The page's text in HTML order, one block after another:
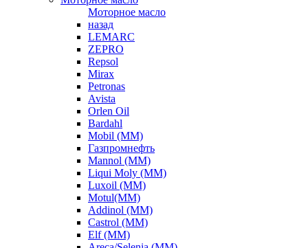
Моторное масло
назад
LEMARC
ZEPRO
Repsol
Mirax
Petronas
Avista
Orlen Oil
Bardahl
Mobil (ММ)
Газпромнефть
Mannol (ММ)
Liqui Moly (ММ)
Luxoil (ММ)
Motul(ММ)
Addinol (ММ)
Castrol (ММ)
Elf (ММ)